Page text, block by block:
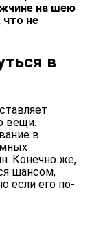
на шею
что не
в
вещи.
в
Конечно же,
шансом,
если его по-